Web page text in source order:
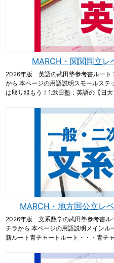
MARCH・関関同立
2026年版 英語の武田塾参考書ルート
から 本ページの用語説明スモールステ
は取り組もう！1.武田塾：英語の【日
MARCH・地方国公立レ
2026年版 文系数学の武田塾参考書ル
チラから 本ページの用語説明メイン
新ルート青チャートルート・・・青チ